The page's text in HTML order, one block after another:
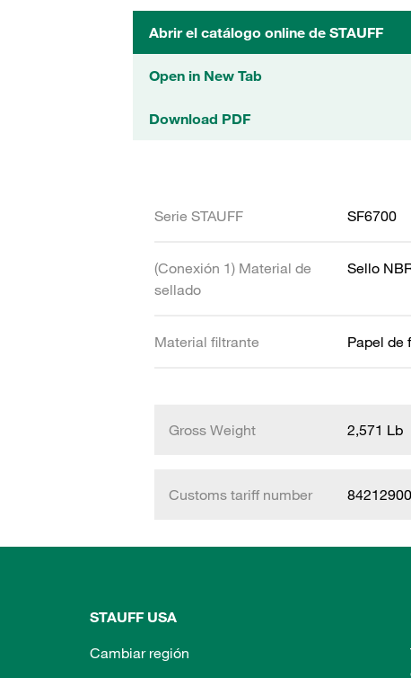
Abrir el catálogo online de STAUFF
Open in New Tab
Download PDF
Serie STAUFF SF6700
(Conexión 1) Material de
sellado
Sello
Material filtrante Papel de
Gross Weight 2,571 Lb
Customs tariff number
STAUFF USA
Cambiar región